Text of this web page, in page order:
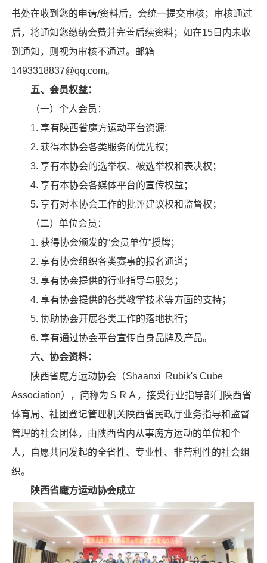
书处在收到您的申请/资料后，会统一提交审核；审核通过
后，将通知您缴纳会费并完善后续资料；如在15日内未收
到通知，则视为审核不通过。邮箱
1493318837@qq.com。
五、会员权益：
（一）个人会员：
1. 享有陕西省魔方运动平台资源;
2. 获得本协会各类服务的优先权；
3. 享有本协会的选举权、被选举权和表决权；
4. 享有本协会各媒体平台的宣传权益；
5. 享有对本协会工作的批评建议权和监督权；
（二）单位会员：
1. 获得协会颁发的“会员单位”授牌；
2. 享有协会组织各类赛事的报名通道；
3. 享有协会提供的行业指导与服务；
4. 享有协会提供的各类教学技术等方面的支持；
5. 协助协会开展各类工作的落地执行；
6. 享有通过协会平台宣传自身品牌及产品。
六、协会资料：
陕西省魔方运动协会（Shaanxi Rubik's Cube
Association），简称为ＳＲＡ，接受行业指导部门陕西省
体育局、社团登记管理机关陕西省民政厅业务指导和监督
管理的社会团体，由陕西省内从事魔方运动的单位和个
人，自愿共同发起的全省性、专业性、非营利性的社会组
织。
陕西省魔方运动协会成立